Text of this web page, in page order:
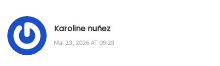
Karoline nuñez
Mai 23, 2026 AT 09:28